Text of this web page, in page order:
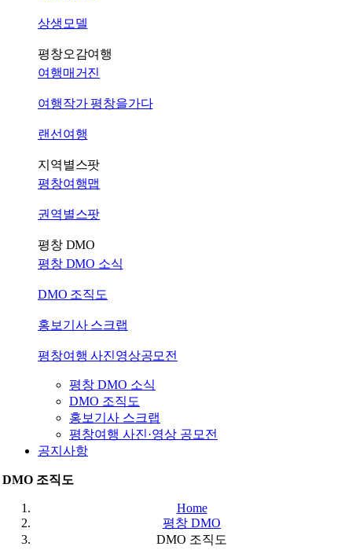
상생모델
평창오감여행
여행매거진
여행작가 평창을가다
랜선여행
지역별스팟
평창여행맵
권역별스팟
평창 DMO
평창 DMO 소식
DMO 조직도
홍보기사 스크랩
평창여행 사진영상공모전
평창 DMO 소식
DMO 조직도
홍보기사 스크랩
평창여행 사진·영상 공모전
공지사항
DMO 조직도
Home
평창 DMO
DMO 조직도